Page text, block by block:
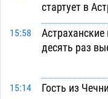
стартует в
15:58
десять раз
15:14 Гость из